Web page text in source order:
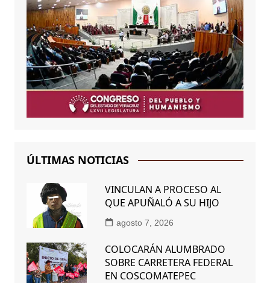
ÚLTIMAS NOTICIAS
VINCULAN A PROCESO AL
QUE APUÑALÓ A SU HIJO
agosto 7, 2026
COLOCARÁN ALUMBRADO
SOBRE CARRETERA FEDERAL
EN COSCOMATEPEC